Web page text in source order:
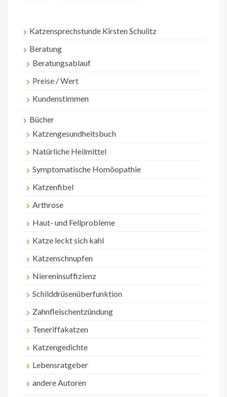
Katzensprechstunde Kirsten Schulitz
Beratung
Beratungsablauf
Preise / Wert
Kundenstimmen
Bücher
Katzengesundheitsbuch
Natürliche Heilmittel
Symptomatische Homöopathie
Katzenfibel
Arthrose
Haut- und Fellprobleme
Katze leckt sich kahl
Katzenschnupfen
Niereninsuffizienz
Schilddrüsenüberfunktion
Zahnfleischentzündung
Teneriffakatzen
Katzengedichte
Lebensratgeber
andere Autoren